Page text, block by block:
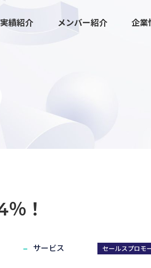
ブ・ツール制作
実績紹介 メンバー紹介 企業
！
サービス セールスプロモ